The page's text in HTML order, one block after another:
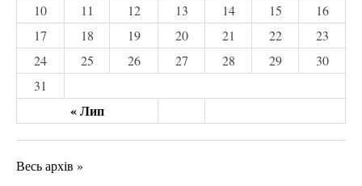
« Лип
10
11 12 13 14 15
16
17
18 19 20 21 22
23
24
25 26 27 28 29
30
31
Весь архів »